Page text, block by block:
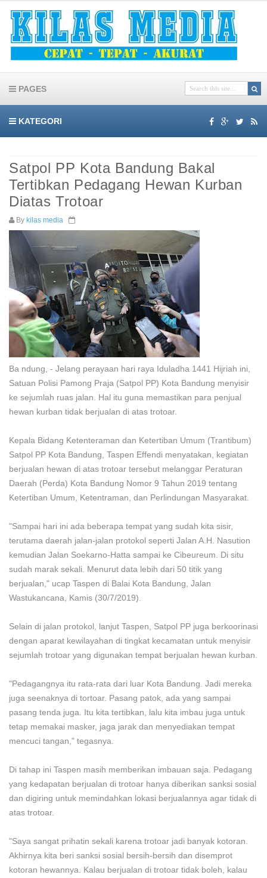
PAGES
KATEGORI
Satpol PP Kota Bandung Bakal
Tertibkan Pedagang Hewan Kurban
Diatas Trotoar
By kilas media
Ba ndung, - Jelang perayaan hari raya Iduladha 1441 Hijriah ini,
Satuan Polisi Pamong Praja (Satpol PP) Kota Bandung menyisir
ke sejumlah ruas jalan. Hal itu guna memastikan para penjual
hewan kurban tidak berjualan di atas trotoar.
Kepala Bidang Ketenteraman dan Ketertiban Umum (Trantibum)
Satpol PP Kota Bandung, Taspen Effendi menyatakan, kegiatan
berjualan hewan di atas trotoar tersebut melanggar Peraturan
Daerah (Perda) Kota Bandung Nomor 9 Tahun 2019 tentang
Ketertiban Umum, Ketentraman, dan Perlindungan Masyarakat.
"Sampai hari ini ada beberapa tempat yang sudah kita sisir,
terutama daerah jalan-jalan protokol seperti Jalan A.H. Nasution
kemudian Jalan Soekarno-Hatta sampai ke Cibeureum. Di situ
sudah marak sekali. Menurut data lebih dari 50 titik yang
berjualan," ucap Taspen di Balai Kota Bandung, Jalan
Wastukancana, Kamis (30/7/2019).
Selain di jalan protokol, lanjut Taspen, Satpol PP juga berkoorinasi
dengan aparat kewilayahan di tingkat kecamatan untuk menyisir
sejumlah trotoar yang digunakan tempat berjualan hewan kurban.
"Pedagangnya itu rata-rata dari luar Kota Bandung. Jadi mereka
juga seenaknya di tortoar. Pasang patok, ada yang sampai
pasang tenda juga. Itu kita tertibkan, lalu kita imbau juga untuk
tetap memakai masker, jaga jarak dan menyediakan tempat
mencuci tangan," tegasnya.
Di tahap ini Taspen masih memberikan imbauan saja. Pedagang
yang kedapatan berjualan di trotoar hanya diberikan sanksi sosial
dan digiring untuk memindahkan lokasi berjualannya agar tidak di
atas trotoar.
"Saya sangat prihatin sekali karena trotoar jadi banyak kotoran.
Akhirnya kita beri sanksi sosial bersih-bersih dan disemprot
kotoran hewannya. Kalau berjualan di trotoar tidak boleh, kalau